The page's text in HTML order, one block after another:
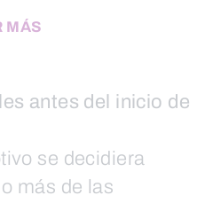
MÁS
antes del inicio de
se decidiera
más de las